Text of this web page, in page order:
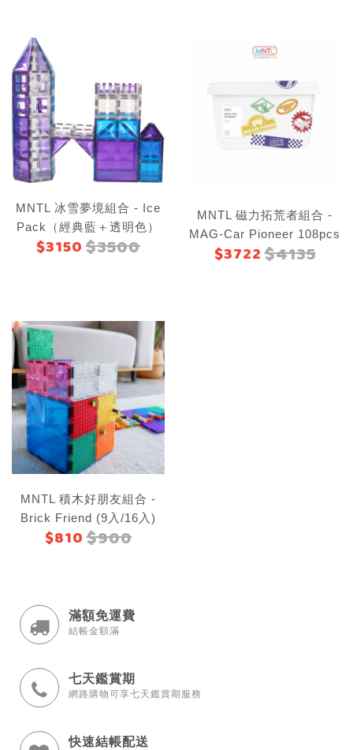
MNTL 冰雪夢境組合 - Ice
Pack（經典藍＋透明色）
$3150$3500
MNTL 磁力拓荒者組合 -
MAG-Car Pioneer 108pcs
$3722$4135
MNTL 積木好朋友組合 -
Brick Friend (9入/16入)
$810$900
滿額免運費
結帳金額滿
七天鑑賞期
網路購物可享七天鑑賞期服務
快速結帳配送